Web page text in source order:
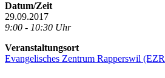
Datum/Zeit
29.09.2017
9:00 - 10:30 Uhr
Veranstaltungsort
Evangelisches Zentrum Rapperswil